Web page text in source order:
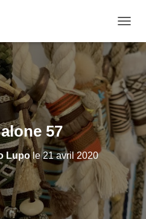
É
P
E
R
L
A
N
I
G
A
T
57
Lupole21 avril 2020